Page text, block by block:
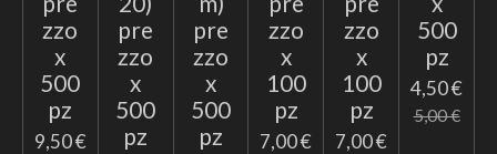
zzo
x
500
pz
9,50 €
pre
zzo
x
500
pz
pre
zzo
x
500
pz
zzo
x
100
pz
7,00 €
zzo
x
100
pz
7,00 €
500
pz
4,50 €
5,00 €